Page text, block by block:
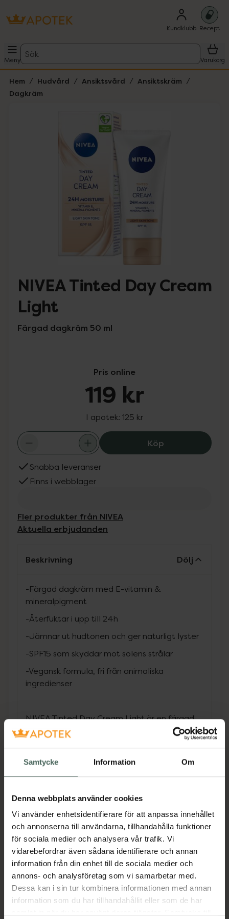
Samtycke Information Om
Denna webbplats använder cookies
Vi använder enhetsidentifierare för att anpassa innehållet
och annonserna till användarna, tillhandahålla funktioner
för sociala medier och analysera vår trafik. Vi
vidarebefordrar även sådana identifierare och annan
information från din enhet till de sociala medier och
annons- och analysföretag som vi samarbetar med.
Dessa kan i sin tur kombinera informationen med annan
information som du har tillhandahållit eller som de har
Kundklubb Recept
Meny
Sök
Varukorg
Hem Hudvård Ansiktsvård
Ansiktskräm
Dagkräm
Lista: . Innehåller 2 objekt.
NIVEA Tinted Day Cream
Light
Färgad dagkräm 50 ml
Pris online
119 kr
I apotek: 125 kr
KöpNIVEA Tinted
Snabba leveranser
Finns i webblager
Fler produkter från NIVEA
Aktuella erbjudanden
Beskrivning Dölj
-Färgad dagkräm med E-vitamin &
mineralpigment
-Återfuktar i upp till 24h
-Jämnar ut hudtonen och ger naturligt lyster
-SPF15 som skyddar mot solens strålar
-Vegansk formula, fri från animaliska
ingredienser
NIVEA Tinted Day Cream Light är en färgad
dagkräm med E-vitamin och mineralpigment
som återfuktar huden intensivt i upp till 24
fuktbalans. Den färgade ansiktskrämen passar
bra för ljusa hudtoner och täcker ojämnheter.
strålande hy. Denna dagkräm innehåller även
SPF 15 som skyddar mot solens farliga strålar.
Den silkeslena formulan gör din hud
återfuktad, mjuk och strålande varje dag!
NIVEA Tinted Day Cream Light är
dermatologiskt testad och passar alla
hudtyper samt har vegansk formula ? fri från
animaliska ingredienser. Testa nu och njut av
återfuktad och mjuk hud!Varningstext: Undvik
direkt kontakt med ögonen